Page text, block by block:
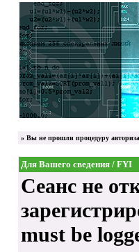
» Вы не прошли процедуру
Для Вашего сведения / FYI
Сеанс не
must be